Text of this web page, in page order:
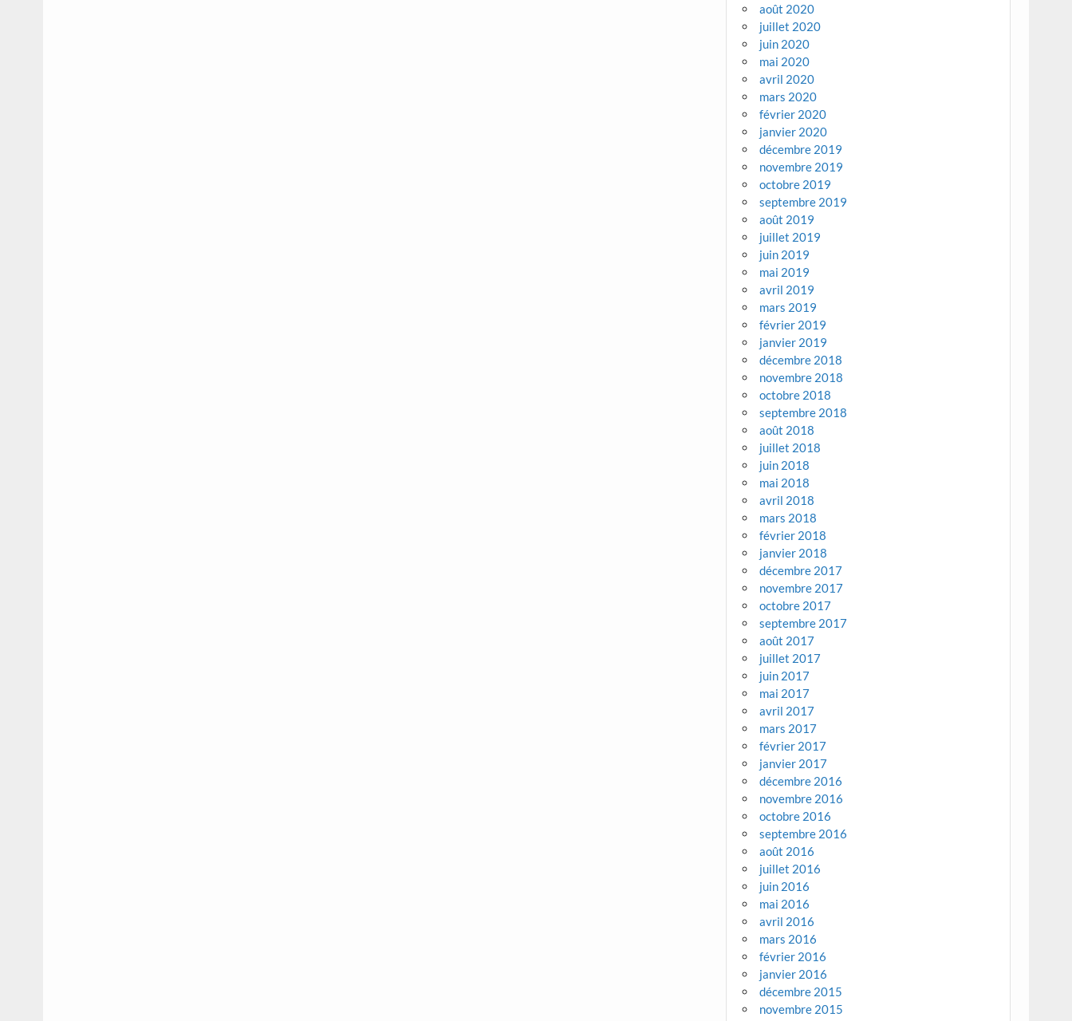
août 2020
juillet 2020
juin 2020
mai 2020
avril 2020
mars 2020
février 2020
janvier 2020
décembre 2019
novembre 2019
octobre 2019
septembre 2019
août 2019
juillet 2019
juin 2019
mai 2019
avril 2019
mars 2019
février 2019
janvier 2019
décembre 2018
novembre 2018
octobre 2018
septembre 2018
août 2018
juillet 2018
juin 2018
mai 2018
avril 2018
mars 2018
février 2018
janvier 2018
décembre 2017
novembre 2017
octobre 2017
septembre 2017
août 2017
juillet 2017
juin 2017
mai 2017
avril 2017
mars 2017
février 2017
janvier 2017
décembre 2016
novembre 2016
octobre 2016
septembre 2016
août 2016
juillet 2016
juin 2016
mai 2016
avril 2016
mars 2016
février 2016
janvier 2016
décembre 2015
novembre 2015